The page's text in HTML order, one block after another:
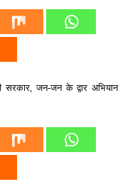
जन-जन के द्वार अभियान